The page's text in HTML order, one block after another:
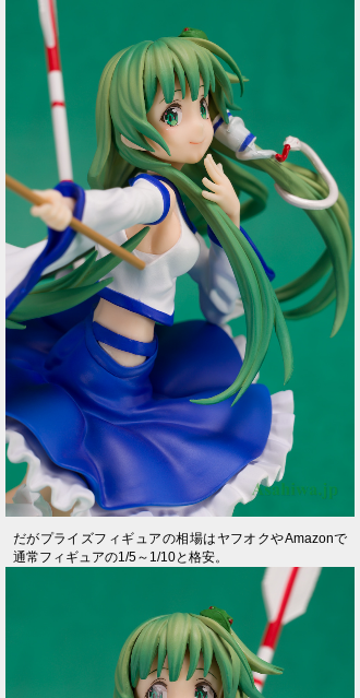
だがプライズフィギュアの相場はヤフオクやAmazonで
通常フィギュアの1/5～1/10と格安。